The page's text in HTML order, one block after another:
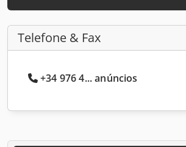
Telefone & Fax
+34 976 4... anúncios